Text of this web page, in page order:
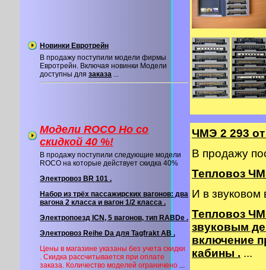
Новинки Евротрейн
В продажу поступили модели фирмы
Евротрейн. Включая новинки Модели
доступны для заказа ...
Модели ROCO Ho со
cкидкой 40 %!
В продажу поступили следующие модели
ROCO на которые действует скидка 40%
Электровоз BR 101 .
Набор из трёх пассажирских вагонов: два
вагона 2 класса и вагон 1/2 класса .
Электропоезд ICN, 5 вагонов, тип RABDe .
Электровоз Reihe Da для Tagfrakt AB .
Цены в магазине указаны без учета скидки
. Скидка рассчитывается при оплате
заказа. Количество моделей ограничено ...
ЧМЭ 2 293
В продажу
Тепловоз
И в звуковом
Тепловоз
звуковым
включение
кабины . ...